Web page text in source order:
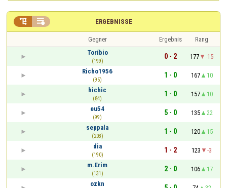
ERGEBNISSE
 
Gegner Ergebnis
Rang
Toríbio
(199)
0 - 2 177
-15
Richo1956
(95)
1 - 0 167
10
hichic
(84)
1 - 0 157
10
eu54
(99)
5 - 0 135
22
seppala
(203)
1 - 0 120
15
dia
(190)
1 - 2 123
-3
m.Erim
(131)
2 - 0 106
17
ozkn